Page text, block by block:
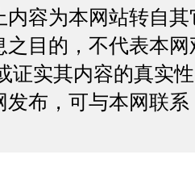
内容为本网站转自
之目的，不代表本
证实其内容的真实
发布，可与本网联